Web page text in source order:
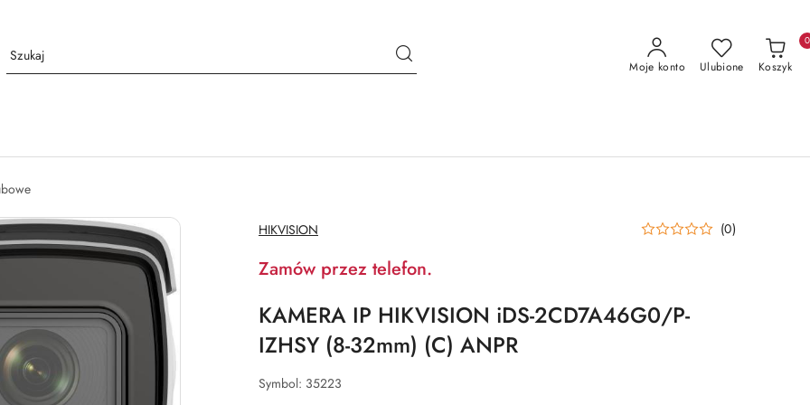
Moje konto Ulubione Koszyk
0
NAZWA
PRODUCENTA:
HIKVISION (0)
Zamów przez telefon.
KAMERA IP HIKVISION iDS-2CD7A46G0/P-
IZHSY (8-32mm) (C) ANPR
Symbol: 35223